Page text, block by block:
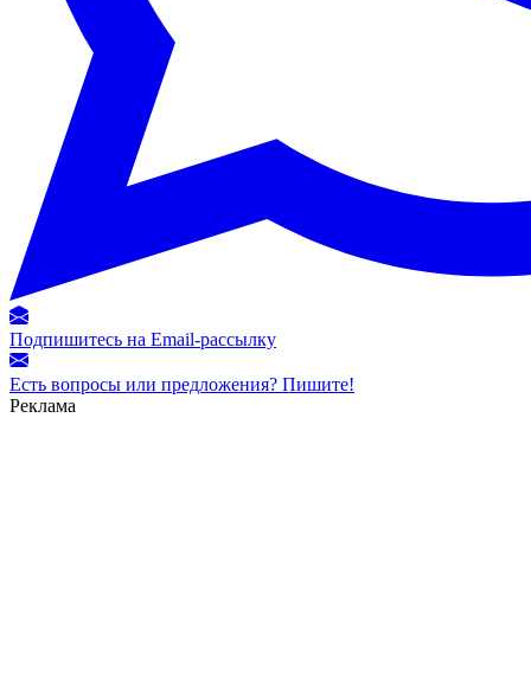
Подпишитесь на Email-рассылку
Есть вопросы или предложения? Пишите!
Реклама